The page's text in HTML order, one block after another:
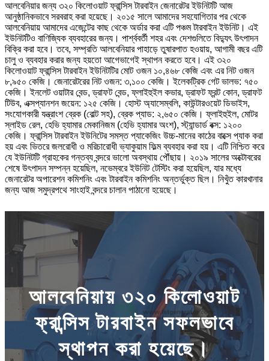
আলবেনিয়ার জন্য ৩২০ কিলোওয়াট ফ্রান্সিস টারবাইন জেনারেটর ইউনিটটি আজ
আনুষ্ঠানিকভাবে সরবরাহ করা হয়েছে। ২০১৫ সালে আমাদের সহযোগিতার পর থেকে
আলবেনিয়ায় আমাদের এজেন্টের কাছ থেকে অর্ডার করা এটি পঞ্চম টারবাইন ইউনিট। এই
ইউনিটটিও বাণিজ্যিক ব্যবহারের জন্য। পার্শ্ববর্তী শহর এবং দেশগুলিতে বিদ্যুৎ উৎপাদন
বিক্রি করা হবে। তবে, সম্প্রতি আলবেনিয়ার পাহাড়ে তুষারপাত হওয়ায়, আগামী বছর এটি
চালু ও ব্যবহার করার জন্য হয়তো আগেভাগেই স্থাপন করতে হবে। এই ৩২০
কিলোওয়াট ফ্রান্সিস টারবাইন ইউনিটটির মোট ওজন ১০,৪৬৮ কেজি এবং এর নিট ওজন
৮,৯৫০ কেজি। জেনারেটরের নিট ওজন: ৩,১০০ কেজি। ইলেকট্রিক গেট ভালভ: ৭৫০
কেজি। ইনলেট ওয়াটার বেন্ড, ড্রাফট বেন্ড, ফ্লাইহুইল কভার, ড্রাফট ফ্রন্ট কোন, ড্রাফট
টিউব, এক্সপ্যানশন জয়েন: ১২৫ কেজি। হোস্ট অ্যাসেম্বলি, কাউন্টারওয়েট ডিভাইস,
সংযোগকারী যন্ত্রাংশ ব্রেক (বোল্ট সহ), ব্রেক প্যাড: ২,৬৫০ কেজি। ফ্লাইহুইল, মোটর
স্লাইড রেল, হেভি হ্যামার মেকানিজম (হেভি হ্যামার অংশ), স্ট্যান্ডার্ড বক্স: ১২০০
কেজি। ফ্রান্সিস টারবাইন ইউনিটের সমস্ত প্যাকেজিং উচ্চ-মানের কাঠের বাক্সে প্যাক করা
হয় এবং ভিতরে জলরোধী ও মরিচারোধী ভ্যাকুয়াম ফিল্ম ব্যবহার করা হয়। এটি নিশ্চিত করে
যে ইউনিটটি গ্রাহকের গন্তব্য বন্দরে ভালো অবস্থায় পৌঁছায়। ২০১৯ সালের অক্টোবরের
শেষে উৎপাদন সম্পন্ন হয়েছিল, নভেম্বরে ইউনিট টেস্টিং করা হয়েছিল, যার মধ্যে
জেনারেটর অপারেশন কমিশনিং এবং টারবাইন কমিশনিং অন্তর্ভুক্ত ছিল। নিখুঁত কারখানার
জন্য আজ সমুদ্রপথে সাংহাই বন্দরে চালান পাঠানো হয়েছে।
আলবেনিয়ায় ৩২০ কিলোওয়াট
ফ্রান্সিস টারবাইন সফলভাবে
স্থাপন করা হয়েছে।